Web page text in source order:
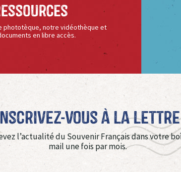
phototèque, notre vidéothèque et
en libre accès.
vous à La Lettre
l’actualité du Souvenir Français dans votre
mail une fois par mois.